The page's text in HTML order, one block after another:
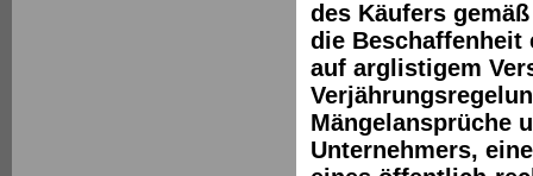
des Käufers
die Beschaffenheit
auf arglistigem
Mängelansprüche
Unternehmers,